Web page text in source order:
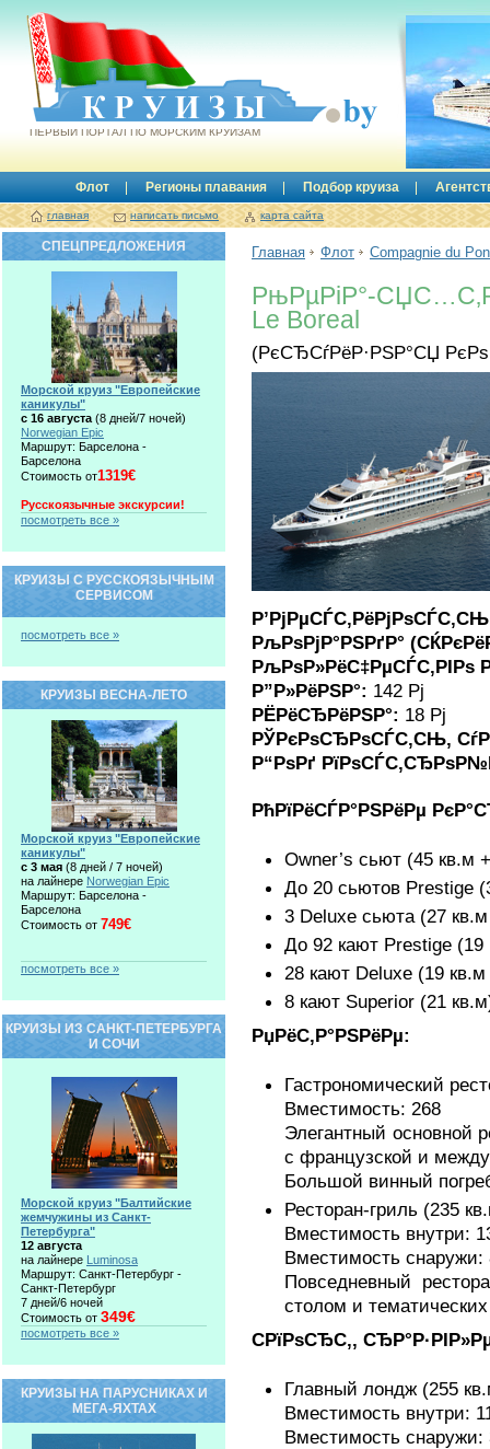
Круизы.by
ПЕРВЫЙ ПОРТАЛ ПО МОРСКИМ КРУИЗАМ
Флот Регионы плавания Подбор круиза
главная написать письмо карта сайта
Главная Флот Compagnie du
РњРµРіР°-
Le Boreal
(РєСЂСѓРёР·РЅР°СЏ
РљРѕРјР°РЅРґР°
РљРѕР»РёС‡РµСЃС‚РІРѕ
Р”Р»РёРЅР°: 142 Рј
РЁРёСЂРёРЅР°: 18 Рј
РЎРєРѕСЂРѕСЃС‚СЊ,
Р“РѕРґ
РћРїРёСЃР°РЅРёРµ
Owner’s сьют (45 кв.м
До 20 сьютов Prestige
3 Deluxe сьюта (27
До 92 кают Prestige
28 кают Deluxe (19
8 кают Superior (21
РџРёС‚Р°РЅРёРµ:
Гастрономический
Вместимость: 268
Элегантный основной
с французской и
Большой винный
Ресторан-гриль (235
Вместимость внутри:
Вместимость снаружи:
Повседневный
столом и
CРїРѕСЂС‚,
Главный лондж (255
Вместимость внутри:
Вместимость снаружи:
СПЕЦПРЕДЛОЖЕНИЯ
Морской круиз "Европейские
каникулы"
с 16 августа (8 дней/7 ночей)
Norwegian Epic
Маршрут: Барселона -
Барселона
Стоимость от1319€
Русскоязычные экскурсии!
посмотреть все »
КРУИЗЫ С РУССКОЯЗЫЧНЫМ
СЕРВИСОМ
посмотреть все »
КРУИЗЫ ВЕСНА-ЛЕТО
Морской круиз "Европейские
каникулы"
c 3 мая (8 дней / 7 ночей)
на лайнере Norwegian Epic
Маршрут: Барселона -
Барселона
Стоимость от 749€
посмотреть все »
КРУИЗЫ ИЗ САНКТ-ПЕТЕРБУРГА
И СОЧИ
Морской круиз "Балтийские
жемчужины из Санкт-
Петербурга"
12 августа
на лайнере Luminosa
Маршрут: Санкт-Петербург -
Санкт-Петербург
7 дней/6 ночей
Стоимость от 349€
посмотреть все »
КРУИЗЫ НА ПАРУСНИКАХ И
МЕГА-ЯХТАХ